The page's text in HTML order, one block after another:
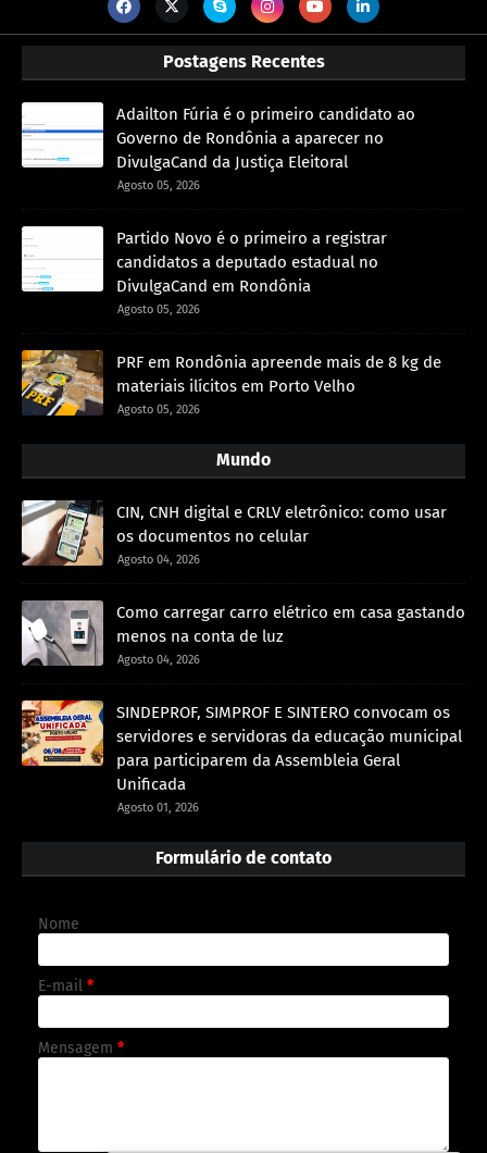
Postagens Recentes
Adailton Fúria é o primeiro candidato ao
Governo de Rondônia a aparecer no
DivulgaCand da Justiça Eleitoral
Agosto 05, 2026
Partido Novo é o primeiro a registrar
candidatos a deputado estadual no
DivulgaCand em Rondônia
Agosto 05, 2026
PRF em Rondônia apreende mais de 8 kg de
materiais ilícitos em Porto Velho
Agosto 05, 2026
Mundo
CIN, CNH digital e CRLV eletrônico: como usar
os documentos no celular
Agosto 04, 2026
Como carregar carro elétrico em casa gastando
menos na conta de luz
Agosto 04, 2026
SINDEPROF, SIMPROF E SINTERO convocam os
servidores e servidoras da educação municipal
para participarem da Assembleia Geral
Unificada
Agosto 01, 2026
Formulário de contato
Nome
E-mail *
Mensagem *